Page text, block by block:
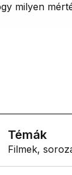
milyen
Témák
Filmek,
Lifestyle